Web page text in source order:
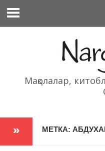
содержимому
Мақолалар,
МЕТКА: